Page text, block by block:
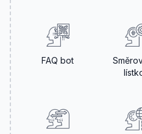
FAQ bot